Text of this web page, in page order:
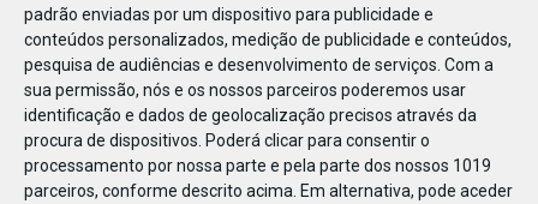
padrão enviadas por um dispositivo para publicidade e
conteúdos personalizados, medição de publicidade e conteúdos,
pesquisa de audiências e desenvolvimento de serviços. Com a
sua permissão, nós e os nossos parceiros poderemos usar
identificação e dados de geolocalização precisos através da
procura de dispositivos. Poderá clicar para consentir o
processamento por nossa parte e pela parte dos nossos 1019
parceiros, conforme descrito acima. Em alternativa, pode aceder